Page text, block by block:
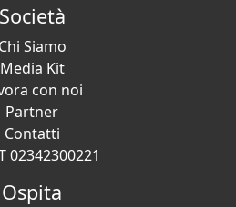
Società
Chi Siamo
Media Kit
con noi
Partner
Contatti
02342300221
Ospita